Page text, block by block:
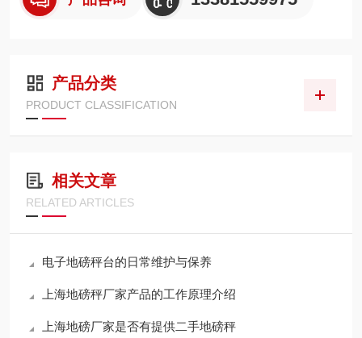
产品分类
PRODUCT CLASSIFICATION
相关文章
RELATED ARTICLES
电子地磅秤台的日常维护与保养
上海地磅秤厂家产品的工作原理介绍
上海地磅厂家是否有提供二手地磅秤